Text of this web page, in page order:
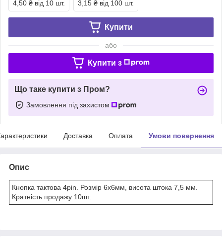
4,50 ₴ від 10 шт. 3,15 ₴ від 100 шт.
Купити
або
Купити з
Що таке купити з Пром?
Замовлення під захистом
Доставка Оплата Умови повернення
Опис
Кнопка тактова 4pin. Розмір 6х6мм, висота штока 7,5 мм.
Кратність продажу 10шт.